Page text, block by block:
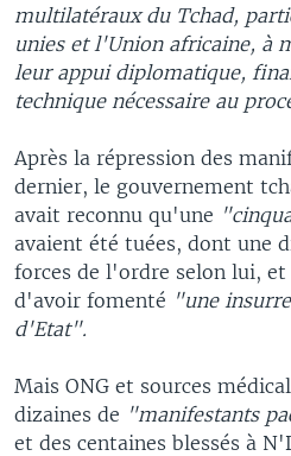
multilatéraux du Tchad,
unies et l'Union africaine, à
leur appui diplomatique,
technique nécessaire au
Après la répression des
dernier, le gouvernement
avait reconnu qu'une
avaient été tuées, dont une
forces de l'ordre selon lui,
d'avoir fomenté "une
d'Etat".
Mais ONG et sources
dizaines de "manifestants
et des centaines blessés à